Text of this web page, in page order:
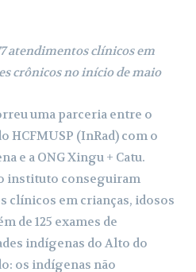
atendimentos clínicos em
crônicos no início de maio
uma parceria entre o
HCFMUSP (InRad) com o
e a ONG Xingu + Catu.
instituto conseguiram
clínicos em crianças, idosos
de 125 exames de
indígenas do Alto do
os indígenas não